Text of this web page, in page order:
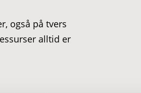
også på tvers
alltid er